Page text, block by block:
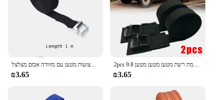
₪3.65
2pcs מכונת מתלה גג רצועות קיאק קאק מצלמת רשת מטען מטען מטען 9.8ft עניבה רצועות 300 ס "מ x 2.5 ס" מ
₪3.65